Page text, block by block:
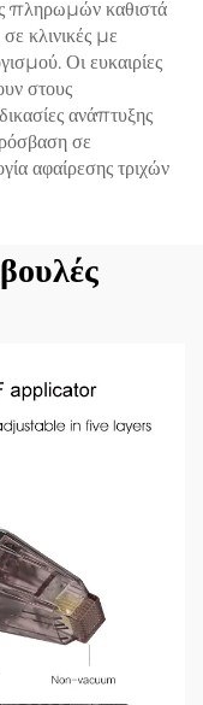
πληρωμών καθιστά
κλινικές με
Οι ευκαιρίες
στους
ανάπτυξης
σε
αφαίρεσης τριχών